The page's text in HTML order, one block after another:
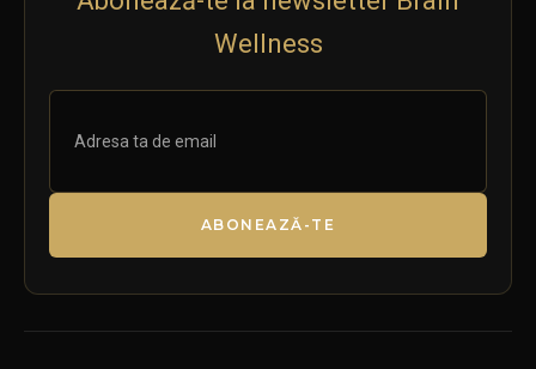
Wellness
ABONEAZĂ-TE